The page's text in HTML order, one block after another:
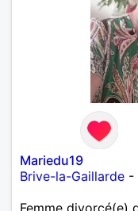
Mariedu19
Brive-la-Gaillarde -
Femme divorcé(e)